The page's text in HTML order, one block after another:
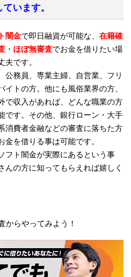
います。
闇金で即日融資が可能な、 在籍確
・ ほぼ無審査でお金を借りたい場
夫です。
公務員、専業主婦、自営業、フリ
イトの方。他にも風俗業界の方、
で収入があれば、どんな職業の方
です。その他、銀行ローン・大手
消費者金融などの審査に落ちた方
金を借りる事は可能です。
フト闇金が実際にあるという事
んの方に知ってもらえれば嬉しく
からやってみよう！